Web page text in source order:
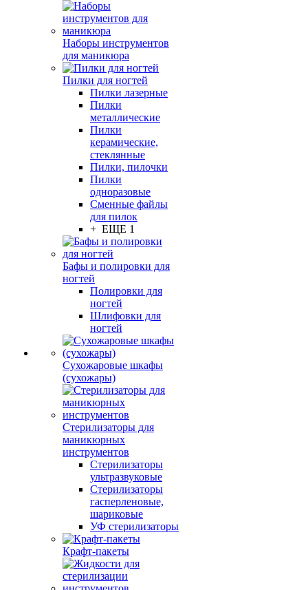
Наборы инструментов
для маникюра
Пилки для ногтей
Пилки лазерные
Пилки
металлические
Пилки
керамические,
стеклянные
Пилки, пилочки
Пилки
одноразовые
Сменные файлы
для пилок
+ ЕЩЕ 1
Бафы и полировки для
ногтей
Полировки для
ногтей
Шлифовки для
ногтей
Сухожаровые шкафы
(сухожары)
Стерилизаторы для
маникюрных
инструментов
Стерилизаторы
ультразвуковые
Стерилизаторы
гасперленовые,
шариковые
УФ стерилизаторы
Крафт-пакеты